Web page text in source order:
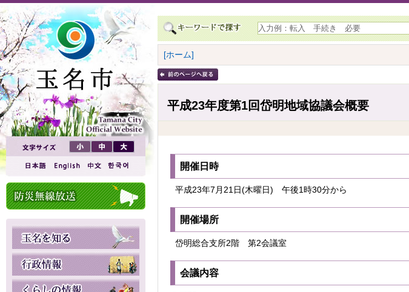
[ホーム]
平成23年度第1回岱明地域協議会概要
開催日時
平成23年7月21日(木曜日) 午後1時30分から
開催場所
岱明総合支所2階 第2会議室
会議内容